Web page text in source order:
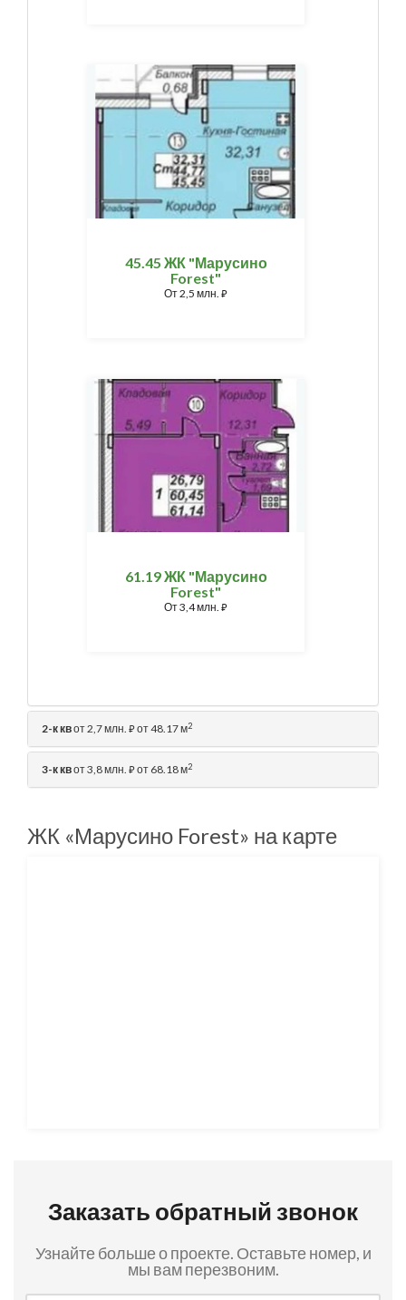
45.45 ЖК "Марусино
Forest"
От2,5 млн. ⃏
61.19 ЖК "Марусино
Forest"
От3,4 млн. ⃏
2-к квот 2,7 млн. ⃏от 48.17 м2
3-к квот 3,8 млн. ⃏от 68.18 м2
ЖК «Марусино Forest» на карте
Заказать обратный звонок
Узнайте больше о проекте. Оставьте номер, и
мы вам перезвоним.